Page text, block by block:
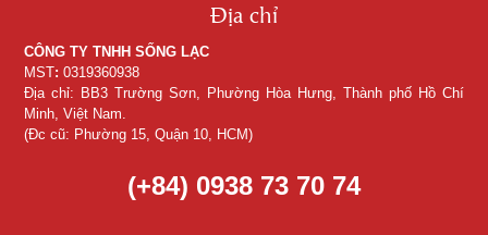
Địa chỉ
CÔNG TY TNHH SỐNG LẠC
MST: 0319360938
Địa chỉ: BB3 Trường Sơn, Phường Hòa Hưng, Thành phố Hồ Chí
Minh, Việt Nam.
(Đc cũ: Phường 15, Quận 10, HCM)
(+84) 0938 73 70 74